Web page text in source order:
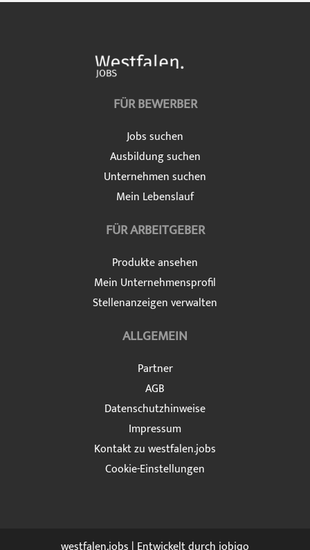
FÜR BEWERBER
Jobs suchen
Ausbildung suchen
Unternehmen suchen
Mein Lebenslauf
FÜR ARBEITGEBER
Produkte ansehen
Mein Unternehmensprofil
Stellenanzeigen verwalten
ALLGEMEIN
Partner
AGB
Datenschutzhinweise
Impressum
Kontakt zu westfalen.jobs
Cookie-Einstellungen